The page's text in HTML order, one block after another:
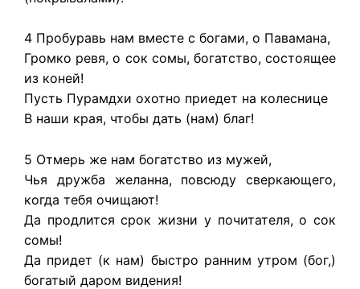
4 Пробуравь нам вместе с богами, о Павамана,
Громко ревя, о сок сомы, богатство, состоящее
из коней!
Пусть Пурамдхи охотно приедет на колеснице
В наши края, чтобы дать (нам) благ!
5 Отмерь же нам богатство из мужей,
Чья дружба желанна, повсюду сверкающего,
когда тебя очищают!
Да продлится срок жизни у почитателя, о сок
сомы!
Да придет (к нам) быстро ранним утром (бог,)
богатый даром видения!